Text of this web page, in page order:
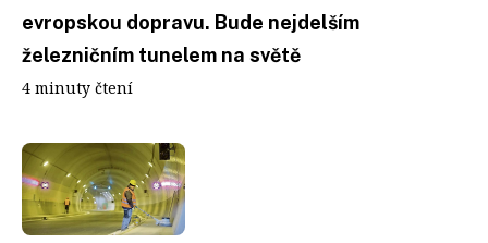
evropskou dopravu. Bude nejdelším
železničním tunelem na světě
4 minuty čtení